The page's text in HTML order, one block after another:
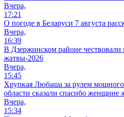
Вчера,
17:21
О погоде в Беларуси 7 августа
Вчера,
16:39
В Дзержинском районе чествовали
жатвы-2026
Вчера,
15:45
Хрупкая Любаша за рулем
области сказали спасибо женщине
Вчера,
15:34